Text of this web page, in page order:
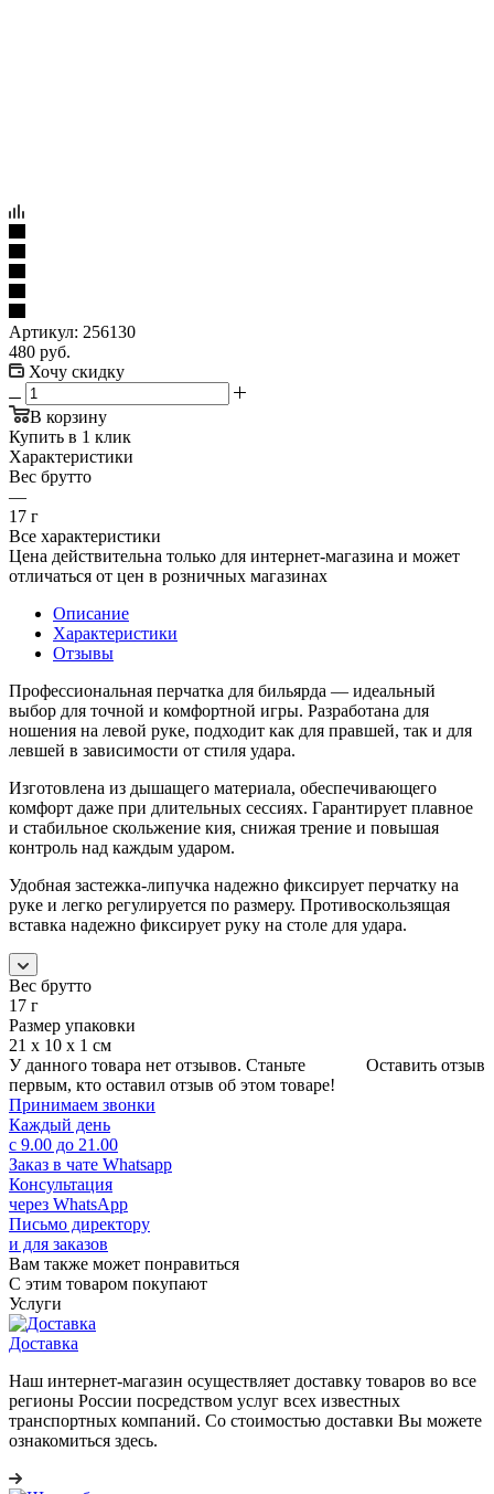
Артикул: 256130
480 руб.
Хочу скидку
В корзину
Купить в 1 клик
Характеристики
Вес брутто
—
17 г
Все характеристики
Цена действительна только для интернет-магазина и может
отличаться от цен в розничных магазинах
Описание
Характеристики
Отзывы
Профессиональная перчатка для бильярда — идеальный
выбор для точной и комфортной игры. Разработана для
ношения на левой руке, подходит как для правшей, так и для
левшей в зависимости от стиля удара.
Изготовлена из дышащего материала, обеспечивающего
комфорт даже при длительных сессиях. Гарантирует плавное
и стабильное скольжение кия, снижая трение и повышая
контроль над каждым ударом.
Удобная застежка-липучка надежно фиксирует перчатку на
руке и легко регулируется по размеру. Противоскользящая
вставка надежно фиксирует руку на столе для удара.
Вес брутто
17 г
Размер упаковки
21 х 10 х 1 см
Оставить отзыв
У данного товара нет отзывов. Станьте
первым, кто оставил отзыв об этом товаре!
Принимаем звонки
Каждый день
с 9.00 до 21.00
Заказ в чате Whatsapp
Консультация
через WhatsApp
Письмо директору
и для заказов
Вам также может понравиться
С этим товаром покупают
Услуги
Доставка
Наш интернет-магазин осуществляет доставку товаров во все
регионы России посредством услуг всех известных
транспортных компаний. Со стоимостью доставки Вы можете
ознакомиться здесь.